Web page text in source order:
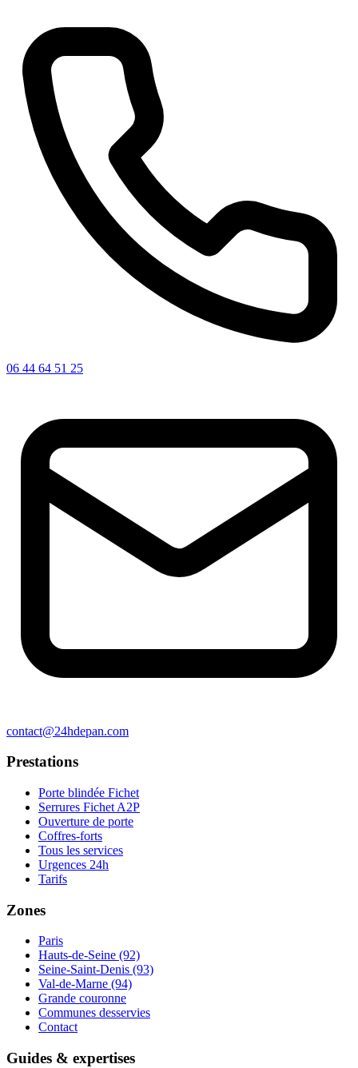
06 44 64 51 25
contact@24hdepan.com
Prestations
Porte blindée Fichet
Serrures Fichet A2P
Ouverture de porte
Coffres-forts
Tous les services
Urgences 24h
Tarifs
Zones
Paris
Hauts-de-Seine (92)
Seine-Saint-Denis (93)
Val-de-Marne (94)
Grande couronne
Communes desservies
Contact
Guides & expertises